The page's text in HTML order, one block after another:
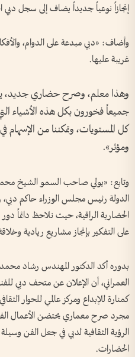
إنجازاً نوعياً جديداً يضاف إلى سجل دبي
وأضاف: «دبي مبدعة على الدوام،
غريبة عليها.
وهذا معلم، وصرح حضاري جديد،
جميعاً فخورون بكل هذه الأشياء
كل المستويات، وتمكننا من الإسهام
ومؤثر».
وتابع: «يولي صاحب السمو الشيخ
الدولة رئيس مجلس الوزراء حاكم دبي،
الحضارية الراقية، حيث نلاحظ دائماً
على التفكير بإنجاز مشاريع ريادية
بدوره أكد الدكتور المهندس رشاد
العمراني، أن الإعلان عن متحف دبي
كمنارة للإبداع ومركز عالمي للحوار
مجرد صرح معماري يحتضن الأعمال
الرؤية الثقافية لدبي في جعل الفن
الحضارات.